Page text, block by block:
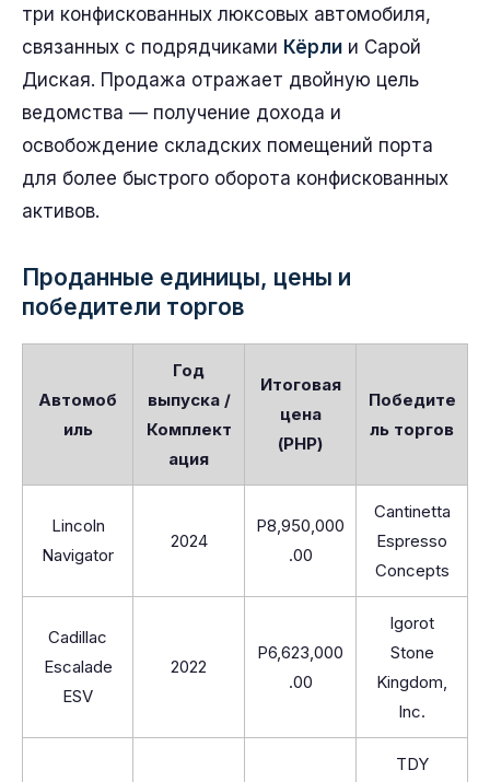
три конфискованных люксовых автомобиля,
связанных с подрядчиками Кёрли и Сарой
Диская. Продажа отражает двойную цель
ведомства — получение дохода и
освобождение складских помещений порта
для более быстрого оборота конфискованных
активов.
Проданные единицы, цены и
победители торгов
Автомоб
иль
Год
выпуска /
Комплект
ация
Итоговая
цена
(PHP)
Победите
ль торгов
Lincoln
Navigator
2024
P8,950,000
.00
Cantinetta
Espresso
Concepts
Cadillac
Escalade
ESV
2022
P6,623,000
.00
Igorot
Stone
Kingdom,
Inc.
TDY